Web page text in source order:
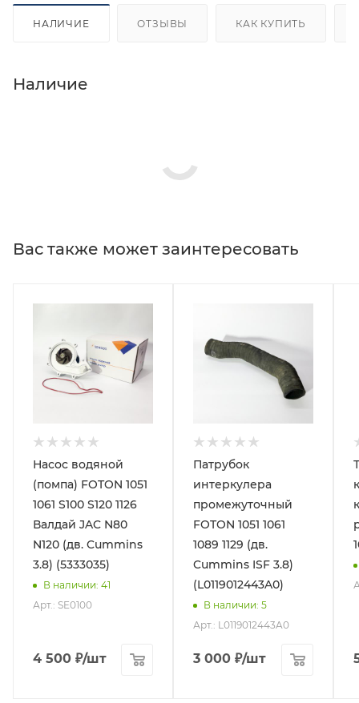
НАЛИЧИЕ ОТЗЫВЫ КАК КУПИТЬ
Наличие
Вас также может заинтересовать
Насос водяной
(помпа) FOTON 1051
1061 S100 S120 1126
Валдай JAC N80
N120 (дв. Cummins
3.8) (5333035)
В наличии: 41
Арт.: SE0100
4 500 ₽/шт
Патрубок
интеркулера
промежуточный
FOTON 1051 1061
1089 1129 (дв.
Cummins ISF 3.8)
(L0119012443A0)
В наличии: 5
Арт.: L0119012443A0
3 000 ₽/шт